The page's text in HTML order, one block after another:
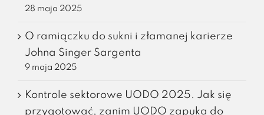
28 maja 2025
O ramiączku do sukni i złamanej karierze
Johna Singer Sargenta
9 maja 2025
Kontrole sektorowe UODO 2025. Jak się
przygotować, zanim UODO zapuka do